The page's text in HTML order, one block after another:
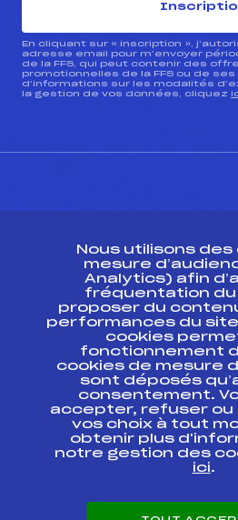
En cliquant sur « inscription »,
adresse email pour m’envoyer
de la FFS, qui peut contenir des
promotionnelles de la FFS ou de
d’informations sur les modalités
la gestion de vos données, cliquez
ESPACE PRESSE
Ressources
Pass’Neige
Projet sportif fédéral
Projet de performance
Antidopage
Pôle Développement,
Scientifique
Listes ministérielles
Pôle vie de l’athlète
Enseignement
Nous utilisons des
mesure
Analytics) afin
fréquentation du
proposer du
performances du
cookies
fonctionnement
cookies de mesure
sont déposés
consentement.
accepter, refuser ou
vos choix à tout
obtenir plus
notre gestion des
ici.